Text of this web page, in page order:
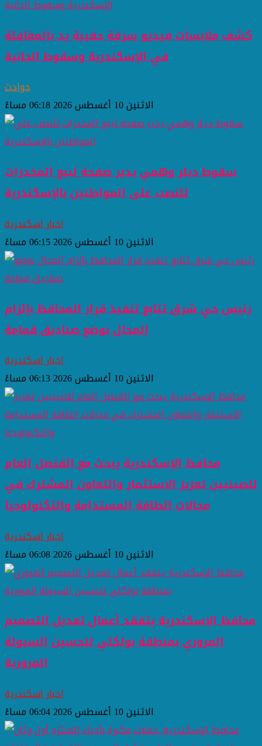
كشف ملابسات فيديو سرقة حقيبة يد بالمغافلة
في الإسكندرية وسقوط الجانية
حوادث
الاثنين 10 أغسطس 2026 06:18 مساءً
سقوط ديلر وهمي يدير صفحة لبيع المخدرات
للنصب على المواطنين بالإسكندرية
اخبار اسكندرية
الاثنين 10 أغسطس 2026 06:15 مساءً
رئيس حي شرق تتابع تنفيذ قرار المحافظ بإلزام
المحال بوضع صناديق قمامة
اخبار اسكندرية
الاثنين 10 أغسطس 2026 06:13 مساءً
محافظ الإسكندرية يبحث مع القنصل العام
للصينيين تعزيز الاستثمار والتعاون المشترك في
مجالات الطاقة المستدامة والتكنولوجيا
اخبار اسكندرية
الاثنين 10 أغسطس 2026 06:08 مساءً
محافظ الإسكندرية يتفقد أعمال تعديل التصميم
المروري بمنطقة بولكلي لتحسين السيولة
المرورية
اخبار اسكندرية
الاثنين 10 أغسطس 2026 06:04 مساءً